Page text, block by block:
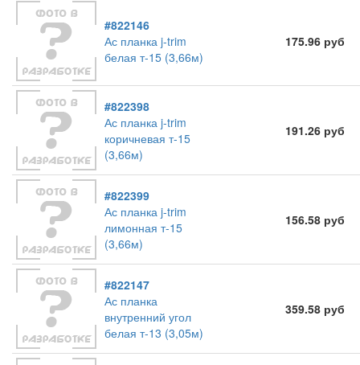
#822146
Ас планка j-trim
белая т-15 (3,66м)
175.96 руб
#822398
Ас планка j-trim
коричневая т-15
(3,66м)
191.26 руб
#822399
Ас планка j-trim
лимонная т-15
(3,66м)
156.58 руб
#822147
Ас планка
внутренний угол
белая т-13 (3,05м)
359.58 руб